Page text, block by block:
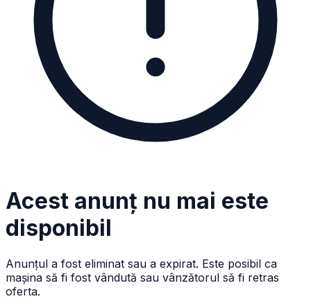
Acest anunț nu mai este
disponibil
Anunțul a fost eliminat sau a expirat. Este posibil ca
mașina să fi fost vândută sau vânzătorul să fi retras
oferta.